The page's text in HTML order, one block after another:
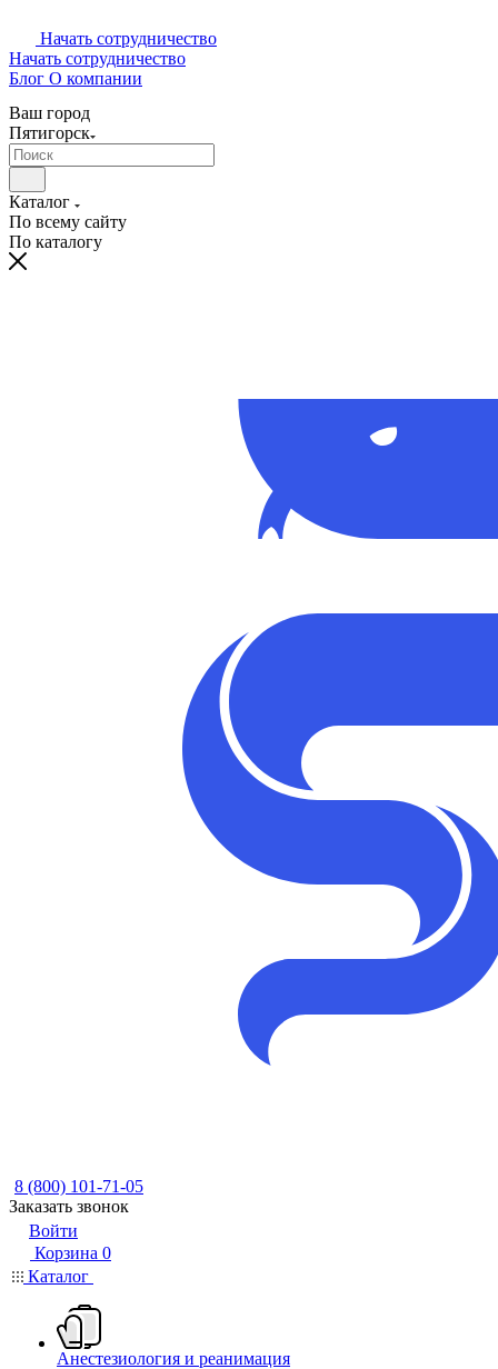
Начать сотрудничество
Начать сотрудничество
Блог О компании
Ваш город
Пятигорск
Каталог
По всему сайту
По каталогу
8 (800) 101-71-05
Заказать звонок
Войти
Корзина 0
Каталог
Анестезиология и реанимация